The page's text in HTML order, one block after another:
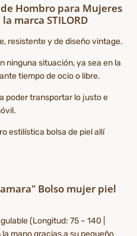
de Hombro para Mujeres
marca STILORD
resistente y de diseño vintage.
ninguna situación, ya sea en la
tiempo de ocio o libre.
poder transportar lo justo e
estilística bolsa de piel allí
Bolso mujer piel
(Longitud: 75 – 140 |